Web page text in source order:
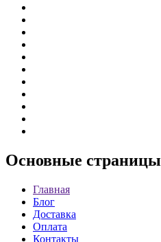
Основные страницы
Главная
Блог
Доставка
Оплата
Контакты